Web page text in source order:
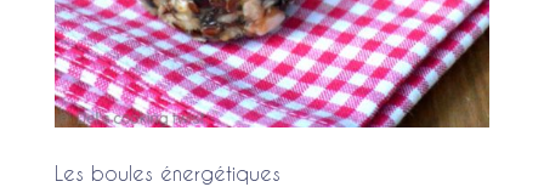
Les boules énergétiques